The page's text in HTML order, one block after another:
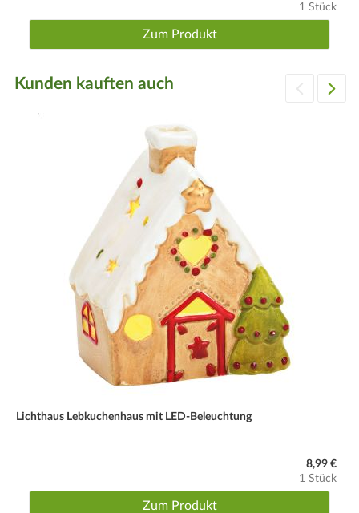
1 Stück
Zum Produkt
Kunden kauften auch
Lichthaus Lebkuchenhaus mit LED-Beleuchtung
8,99 €
1 Stück
Zum Produkt